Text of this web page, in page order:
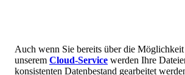
Auch wenn Sie bereits über die
unserem Cloud-Service werden Ihre
konsistenten Datenbestand gearbeitet